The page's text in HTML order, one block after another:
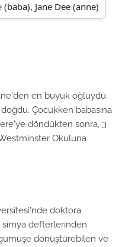
(baba), Jane Dee (anne)
en büyük oğluydu.
Çocukken babasına
döndükten sonra, 3
Okuluna
doktora
simya defterlerinden
dönüştürebilen ve